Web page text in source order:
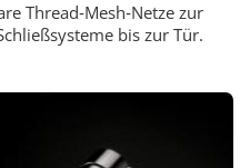
Thread‑Mesh‑Netze zur
bis zur Tür.